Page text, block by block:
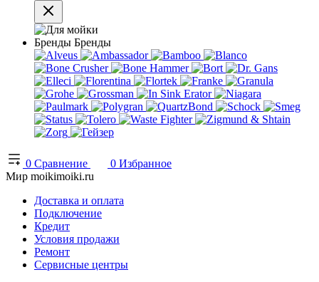
Бренды Бренды
0 Сравнение 0 Избранное
Мир moikimoiki.ru
Доставка и оплата
Подключение
Кредит
Условия продажи
Ремонт
Сервисные центры